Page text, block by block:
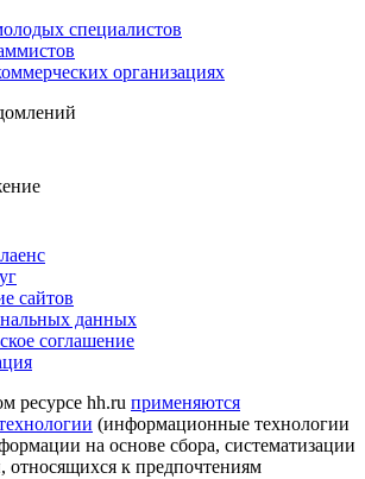
специалистов
организациях
сайтов
данных
соглашение
ресурсе hh.ru применяются
(информационные технологии
на основе сбора, систематизации
относящихся к предпочтениям